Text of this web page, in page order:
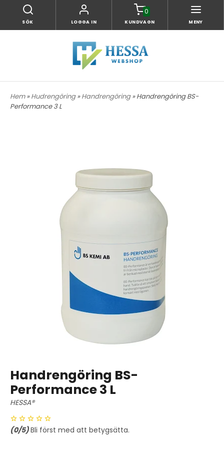
SÖK LOGGA IN
0
KUNDVAGN MENY
Hem»Hudrengöring»Handrengöring» Handrengöring BS-
Performance 3 L
Handrengöring BS-
Performance 3 L
HESSA®
(0/5)Bli först med att betygsätta.